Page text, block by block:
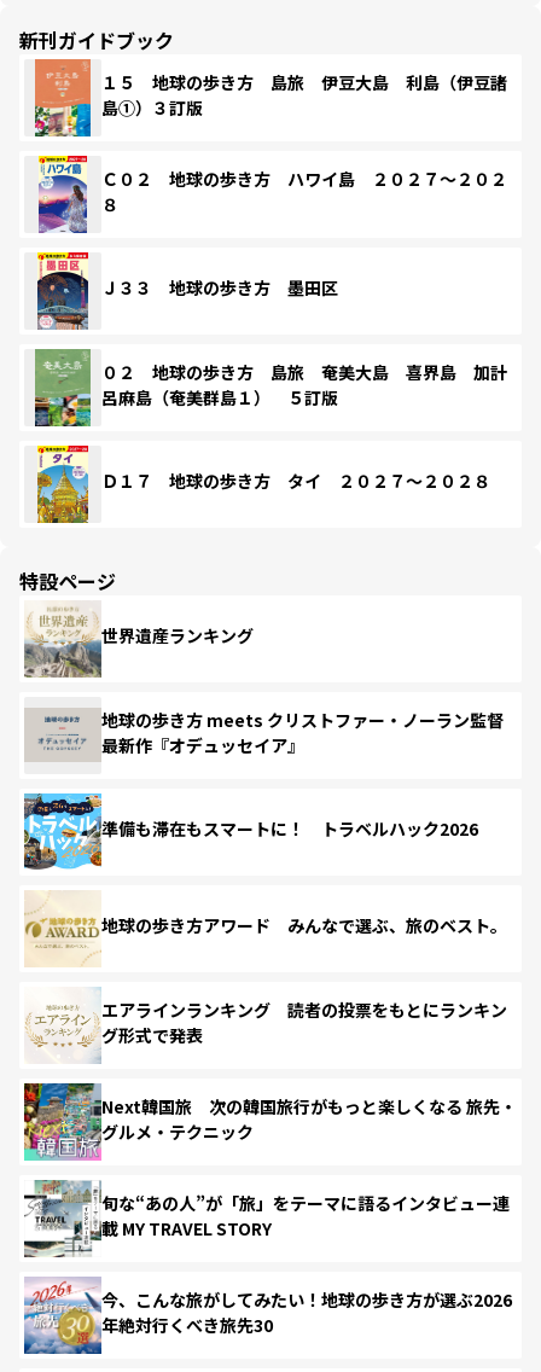
新刊ガイドブック
１５ 地球の歩き方 島旅 伊豆大島 利島（伊豆諸
島①）３訂版
Ｃ０２ 地球の歩き方 ハワイ島 ２０２７～２０２
８
Ｊ３３ 地球の歩き方 墨田区
０２ 地球の歩き方 島旅 奄美大島 喜界島 加計
呂麻島（奄美群島１） ５訂版
Ｄ１７ 地球の歩き方 タイ ２０２７～２０２８
特設ページ
世界遺産ランキング
地球の歩き方 meets クリストファー・ノーラン監督
最新作『オデュッセイア』
準備も滞在もスマートに！ トラベルハック2026
地球の歩き方アワード みんなで選ぶ、旅のベスト。
エアラインランキング 読者の投票をもとにランキン
グ形式で発表
Next韓国旅 次の韓国旅行がもっと楽しくなる 旅先・
グルメ・テクニック
旬な“あの人”が「旅」をテーマに語るインタビュー連
載 MY TRAVEL STORY
今、こんな旅がしてみたい！地球の歩き方が選ぶ2026
年絶対行くべき旅先30